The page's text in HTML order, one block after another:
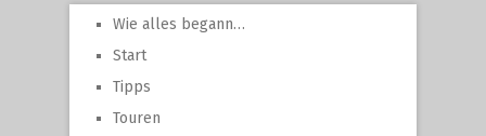
Wie alles begann…
Start
Tipps
Touren